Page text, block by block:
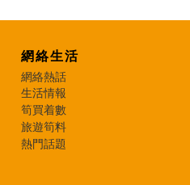
網絡生活
網絡熱話
生活情報
筍買着數
旅遊筍料
熱門話題